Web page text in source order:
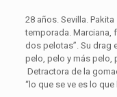
28 años. Sevilla.
temporada. Marciana,
dos pelotas”. Su drag
pelo, pelo y más pelo,
Detractora de la
“lo que se ve es lo que